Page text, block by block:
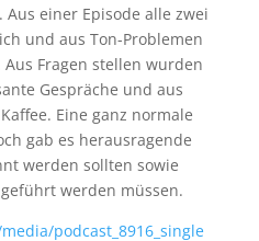
einer Episode alle zwei
und aus Ton-Problemen
Fragen stellen wurden
Gespräche und aus
Eine ganz normale
gab es herausragende
werden sollten sowie
werden müssen.
podcast_8916_single